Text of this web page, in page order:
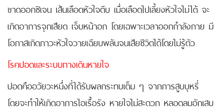
ขาดออกซิเจน เส้นเลือดหัวใจตีบ เมื่อเลือดไปเลี้ยงหัวใจไม่ได้ จะ
เกิดอาการจุกเสียด เจ็บหน้าอก โดยเฉพาะเวลาออกกำลังกาย มี
โอกาสเกิดภาวะหัวใจวายเฉียบพลันจนเสียชีวิตได้โดยไม่รู้ตัว
โรคปอดและระบบทางเดินหายใจ
ปอดคืออวัยวะหนึ่งที่ได้รับผลกระทบเต็ม ๆ จากการสูบบุหรี่
โดยจะทำให้เกิดอาการไอเรื้อรัง หายใจไม่สะดวก หลอดลมอักเสบ